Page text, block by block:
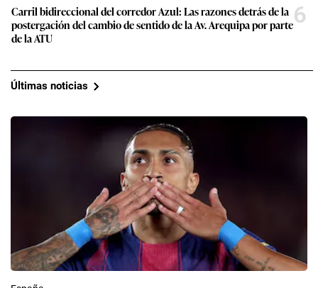
Carril bidireccional del corredor Azul: Las razones detrás de la
postergación del cambio de sentido de la Av. Arequipa por parte
de la ATU
6
Últimas noticias